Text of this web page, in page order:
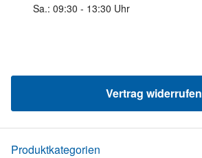
Sa.: 09:30 - 13:30 Uhr
Vertrag widerrufen
Produktkategorien